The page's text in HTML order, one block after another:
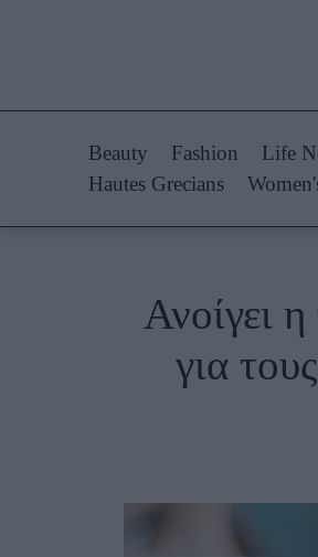
Woman Power
Beauty Fashion Life
Hautes Grecians
Ανοίγει
για